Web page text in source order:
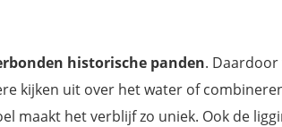
historische panden.
kijken uit over het water of
maakt het verblijf zo uniek. Ook de